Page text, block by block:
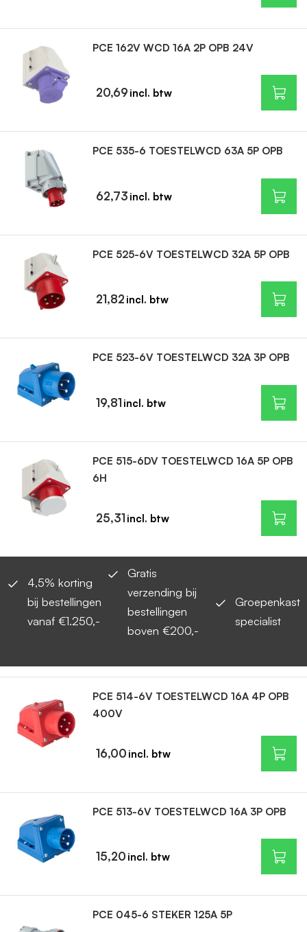
PCE 162V WCD 16A 2P OPB 24V
20,69
PCE 535-6 TOESTELWCD 63A 5P OPB
62,73
PCE 525-6V TOESTELWCD 32A 5P OPB
21,82
PCE 523-6V TOESTELWCD 32A 3P OPB
19,81
PCE 515-6DV TOESTELWCD 16A 5P OPB
6H
25,31
4,5% korting
bij bestellingen
vanaf €1.250,-
Gratis
verzending bij
bestellingen
boven €200,-
Groepenkast
specialist
PCE 514-6V TOESTELWCD 16A 4P OPB
400V
16,00
PCE 513-6V TOESTELWCD 16A 3P OPB
15,20
PCE 045-6 STEKER 125A 5P